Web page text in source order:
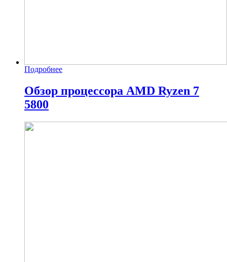
Подробнее
Обзор процессора AMD Ryzen 7
5800